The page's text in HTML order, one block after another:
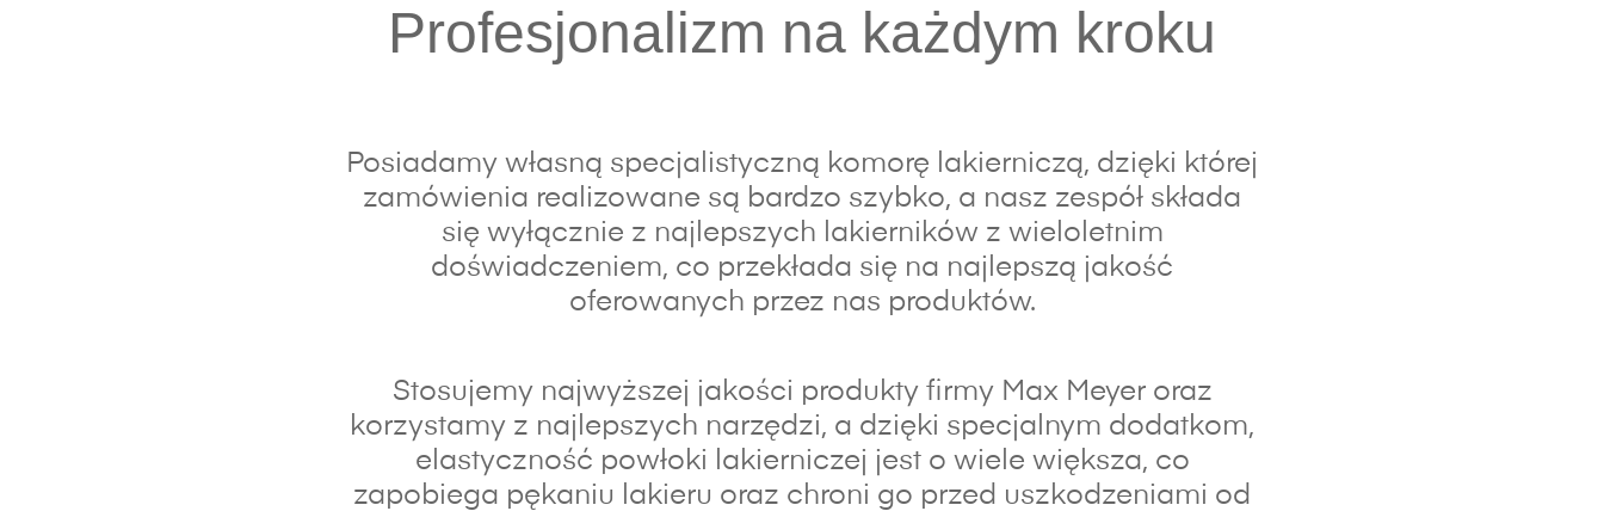
Profesjonalizm na każdym kroku
Posiadamy własną specjalistyczną komorę lakierniczą, dzięki której
zamówienia realizowane są bardzo szybko, a nasz zespół składa
się wyłącznie z najlepszych lakierników z wieloletnim
doświadczeniem, co przekłada się na najlepszą jakość
oferowanych przez nas produktów.
Stosujemy najwyższej jakości produkty firmy Max Meyer oraz
korzystamy z najlepszych narzędzi, a dzięki specjalnym dodatkom,
elastyczność powłoki lakierniczej jest o wiele większa, co
zapobiega pękaniu lakieru oraz chroni go przed uszkodzeniami od